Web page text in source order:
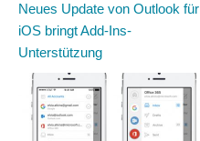
Neues Update von Outlook für
iOS bringt Add-Ins-
Unterstützung